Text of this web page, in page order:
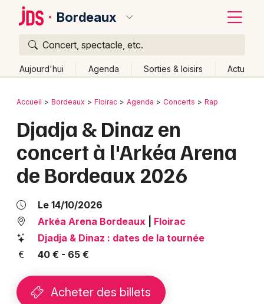
Bordeaux
Concert, spectacle, etc.
Aujourd'hui Agenda Sorties & loisirs Actu
Publier un événement
Grands événements
Activité & Expérience
Manifestations
Foires & salons
Spectacles
Bordeaux
Colmar
Lille
Marseille
Mulhouse
Nantes
Retour
Accueil Bordeaux Floirac Agenda Concerts Rap
Djadja & Dinaz en
concert à l'Arkéa Arena
de Bordeaux 2026
Le 14/10/2026
Arkéa Arena Bordeaux
Floirac
Djadja & Dinaz : dates de la tournée
40 € - 65 €
Acheter des billets
Quoi ?
Où ?
Partout
Près de moi Changer de lieu
Quand ?
Effacer les dates
Aujourd'hui
Demain Ce week-end Autre